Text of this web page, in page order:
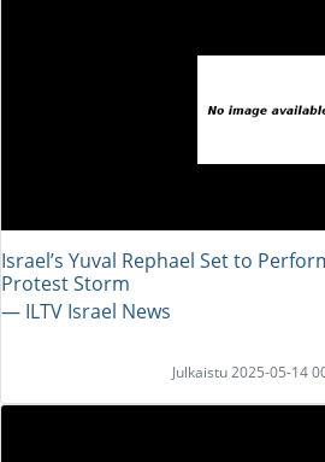
Israel’s Yuval Rephael Set to
Protest Storm
― ILTV Israel News
Julkaistu 2025-05-14